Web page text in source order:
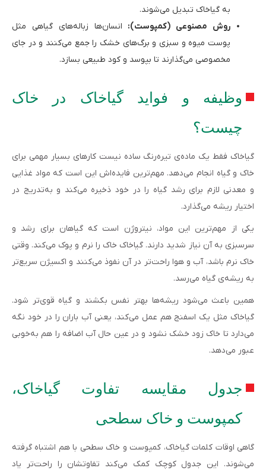
به گیاخاک تبدیل می‌شوند.
روش مصنوعی (کمپوست): انسان‌ها زباله‌های گیاهی مثل
پوست میوه و سبزی و برگ‌های خشک را جمع می‌کنند و در جای
مخصوصی می‌گذارند تا بپوسد و کود طبیعی بسازد.
وظیفه و فواید گیاخاک در خاک
چیست؟
گیاخاک فقط یک ماده‌ی تیره‌رنگ ساده نیست کارهای بسیار مهمی برای
خاک و گیاه انجام می‌دهد. مهم‌ترین فایده‌اش این است که مواد غذایی
و معدنی لازم برای رشد گیاه را در خود ذخیره می‌کند و به‌تدریج در
اختیار ریشه می‌گذارد.
یکی از مهم‌ترین این مواد، نیتروژن است که گیاهان برای رشد و
سرسبزی به آن نیاز شدید دارند. گیاخاک خاک را نرم و پوک می‌کند. وقتی
خاک نرم باشد، آب و هوا راحت‌تر در آن نفوذ می‌کنند و اکسیژن سریع‌تر
به ریشه‌ی گیاه می‌رسد.
همین باعث می‌شود ریشه‌ها بهتر نفس بکشند و گیاه قوی‌تر شود.
گیاخاک مثل یک اسفنج هم عمل می‌کند، یعنی آب باران را در خود نگه
می‌دارد تا خاک زود خشک نشود و در عین حال آب اضافه را هم به‌خوبی
عبور می‌دهد.
جدول مقایسه تفاوت گیاخاک،
کمپوست و خاک سطحی
گاهی اوقات کلمات گیاخاک، کمپوست و خاک سطحی با هم اشتباه گرفته
می‌شوند. این جدول کوچک کمک می‌کند تفاوتشان را راحت‌تر یاد